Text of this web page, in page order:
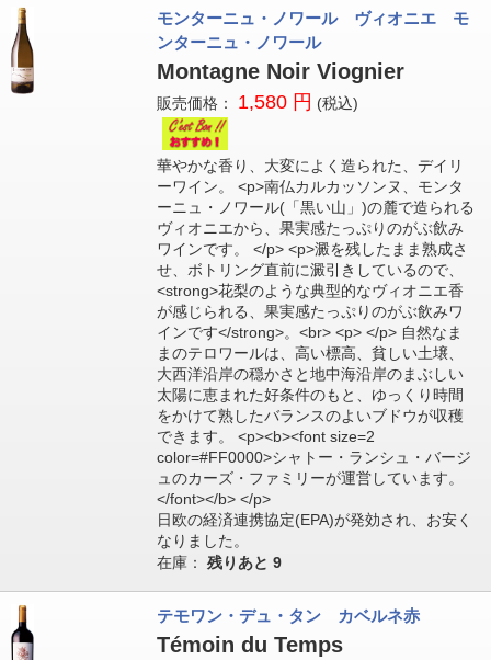
モンターニュ・ノワール ヴィオニエ モ
ンターニュ・ノワール
Montagne Noir Viognier
販売価格： 1,580 円 (税込)
華やかな香り、大変によく造られた、デイリ
ーワイン。 <p>南仏カルカッソンヌ、モンタ
ーニュ・ノワール(「黒い山」)の麓で造られる
ヴィオニエから、果実感たっぷりのがぶ飲み
ワインです。 </p> <p>澱を残したまま熟成さ
せ、ボトリング直前に澱引きしているので、
<strong>花梨のような典型的なヴィオニエ香
が感じられる、果実感たっぷりのがぶ飲みワ
インです</strong>。<br> <p> </p> 自然なま
まのテロワールは、高い標高、貧しい土壌、
大西洋沿岸の穏かさと地中海沿岸のまぶしい
太陽に恵まれた好条件のもと、ゆっくり時間
をかけて熟したバランスのよいブドウが収穫
できます。 <p><b><font size=2
color=#FF0000>シャトー・ランシュ・バージ
ュのカーズ・ファミリーが運営しています。
</font></b> </p>
日欧の経済連携協定(EPA)が発効され、お安く
なりました。
在庫： 残りあと 9
テモワン・デュ・タン カベルネ赤
Témoin du Temps